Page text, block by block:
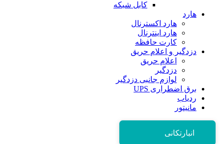
کابل شبکه
هارد
هارد اکسترنال
هارد اینترنال
کارت حافظه
دزدگیر و اعلام حریق
اعلام حریق
دزدگیر
لوازم جانبی دزدگیر
برق اضطراری UPS
ردیاب
مانیتور
انبارتکانی